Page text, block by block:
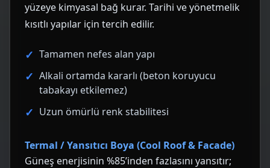
yüzeye kimyasal bağ kurar. Tarihi ve yönetmelik
kısıtlı yapılar için tercih edilir.
Tamamen nefes alan yapı
Alkali ortamda kararlı (beton koruyucu
tabakayı etkilemez)
Uzun ömürlü renk stabilitesi
Termal / Yansıtıcı Boya (Cool Roof & Facade)
Güneş enerjisinin %85’inden fazlasını yansıtır;